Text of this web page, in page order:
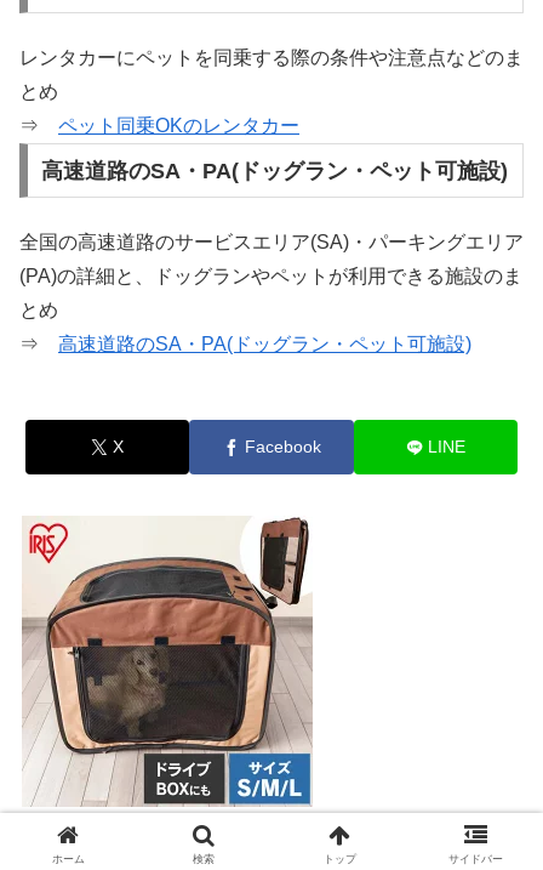
レンタカーにペットを同乗する際の条件や注意点などのま
とめ
⇒ ペット同乗OKのレンタカー
高速道路のSA・PA(ドッグラン・ペット可施設)
全国の高速道路のサービスエリア(SA)・パーキングエリア
(PA)の詳細と、ドッグランやペットが利用できる施設のま
とめ
⇒ 高速道路のSA・PA(ドッグラン・ペット可施設)
X Facebook LINE
パッと広がる折りたたみペットサークル
ホーム 検索 トップ サイドバー